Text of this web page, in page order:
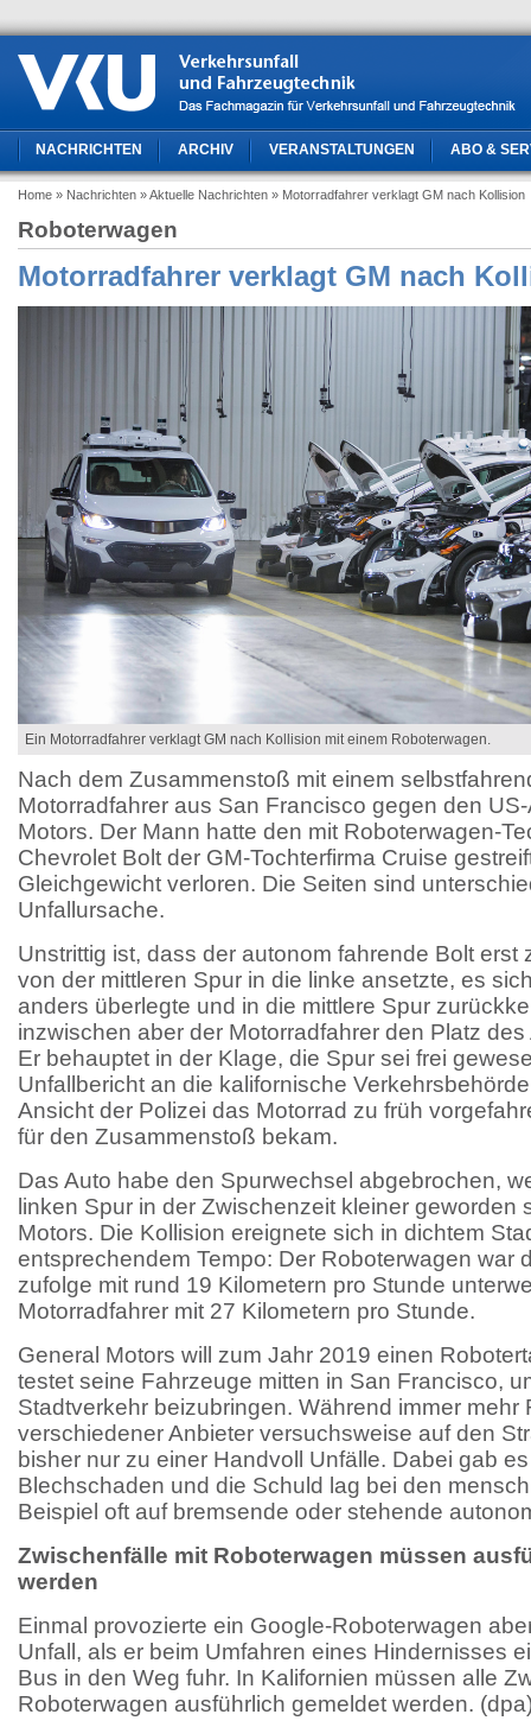
NACHRICHTEN ARCHIV VERANSTALTUNGEN ABO &
Home » Nachrichten » Aktuelle Nachrichten » Motorradfahrer verklagt GM nach Kollision
Roboterwagen
Motorradfahrer verklagt GM nach
Ein Motorradfahrer verklagt GM nach Kollision mit einem Roboterwagen.
Nach dem Zusammenstoß mit einem
Motorradfahrer aus San Francisco gegen den
Motors. Der Mann hatte den mit Roboterwagen-
Chevrolet Bolt der GM-Tochterfirma Cruise
Gleichgewicht verloren. Die Seiten sind
Unfallursache.
Unstrittig ist, dass der autonom fahrende Bolt erst
von der mittleren Spur in die linke ansetzte, es
anders überlegte und in die mittlere Spur
inzwischen aber der Motorradfahrer den Platz
Er behauptet in der Klage, die Spur sei frei
Unfallbericht an die kalifornische
Ansicht der Polizei das Motorrad zu früh
für den Zusammenstoß bekam.
Das Auto habe den Spurwechsel abgebrochen,
linken Spur in der Zwischenzeit kleiner geworden
Motors. Die Kollision ereignete sich in dichtem
entsprechendem Tempo: Der Roboterwagen war
zufolge mit rund 19 Kilometern pro Stunde
Motorradfahrer mit 27 Kilometern pro Stunde.
General Motors will zum Jahr 2019 einen
testet seine Fahrzeuge mitten in San Francisco,
Stadtverkehr beizubringen. Während immer mehr
verschiedener Anbieter versuchsweise auf den
bisher nur zu einer Handvoll Unfälle. Dabei gab
Blechschaden und die Schuld lag bei den
Beispiel oft auf bremsende oder stehende
Zwischenfälle mit Roboterwagen müssen
werden
Einmal provozierte ein Google-Roboterwagen
Unfall, als er beim Umfahren eines Hindernisses
Bus in den Weg fuhr. In Kalifornien müssen alle
Roboterwagen ausführlich gemeldet werden.